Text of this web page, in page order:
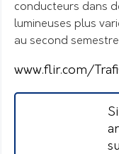
conducteurs dans
lumineuses plus
au second
www.flir.com/